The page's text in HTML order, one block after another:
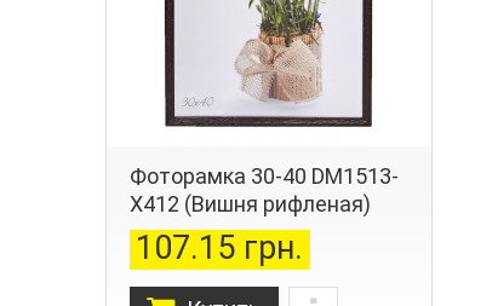
Фоторамка 30-40 DM1513-
X412 (Вишня рифленая)
107.15 грн.